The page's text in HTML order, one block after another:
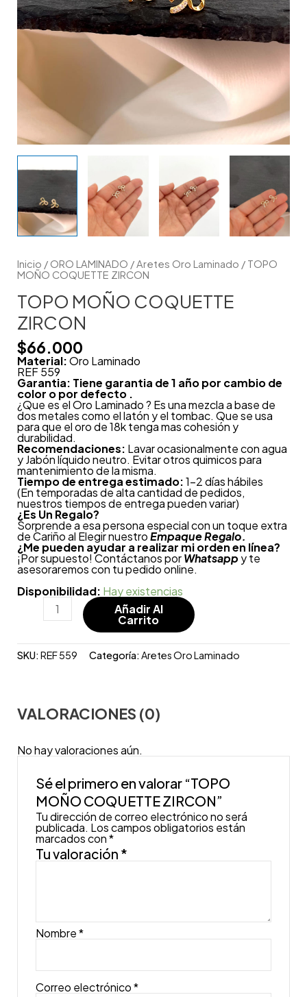
Inicio / ORO LAMINADO /Aretes Oro Laminado / TOPO
MOÑO COQUETTE ZIRCON
TOPO MOÑO COQUETTE
ZIRCON
$66.000
Material:Oro Laminado
REF 559
Garantia: Tiene garantia de 1 año por cambio de
color o por defecto .
¿Que es el Oro Laminado ? Es una mezcla a base de
dos metales como el latón y el tombac. Que se usa
para que el oro de 18k tenga mas cohesión y
durabilidad.
Recomendaciones: Lavar ocasionalmente con agua
y Jabón líquido neutro. Evitar otros quimicos para
mantenimiento de la misma.
Tiempo de entrega estimado:1-2 días hábiles
(En temporadas de alta cantidad de pedidos,
nuestros tiempos de entrega pueden variar)
¿Es Un Regalo?
Sorprende a esa persona especial con un toque extra
de Cariño al Elegir nuestroEmpaque Regalo.
¿Me pueden ayudar a realizar mi orden en línea?
¡Por supuesto! Contáctanos porWhatsapp y te
asesoraremos con tu pedido online.
Disponibilidad: Hay existencias
Añadir Al
Carrito
SKU:REF 559 Categoría: Aretes Oro Laminado
VALORACIONES (0)
No hay valoraciones aún.
Sé el primero en valorar “TOPO
MOÑO COQUETTE ZIRCON”
Tu dirección de correo electrónico no será
publicada. Los campos obligatorios están
marcados con*
Tu valoración *
Nombre*
Correo electrónico*